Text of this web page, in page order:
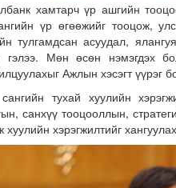
хамтарч үр ашгийн
үр өгөөжийг тооцож,
тулгамдсан асуудал,
гэлээ. Мөн өсөн нэмэгдэх
Ажлын хэсэгт үүрэг
тухай хуулийн
санхүү тооцооллын,
хуулийн хэрэгжилтийг